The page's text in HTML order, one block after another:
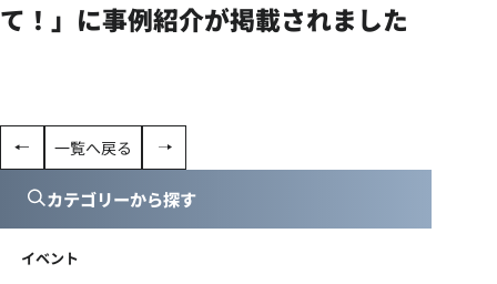
て！」に事例紹介が掲載されました
一覧へ戻る
カテゴリーから探す
イベント